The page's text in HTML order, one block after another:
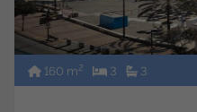
160 m2 3 3